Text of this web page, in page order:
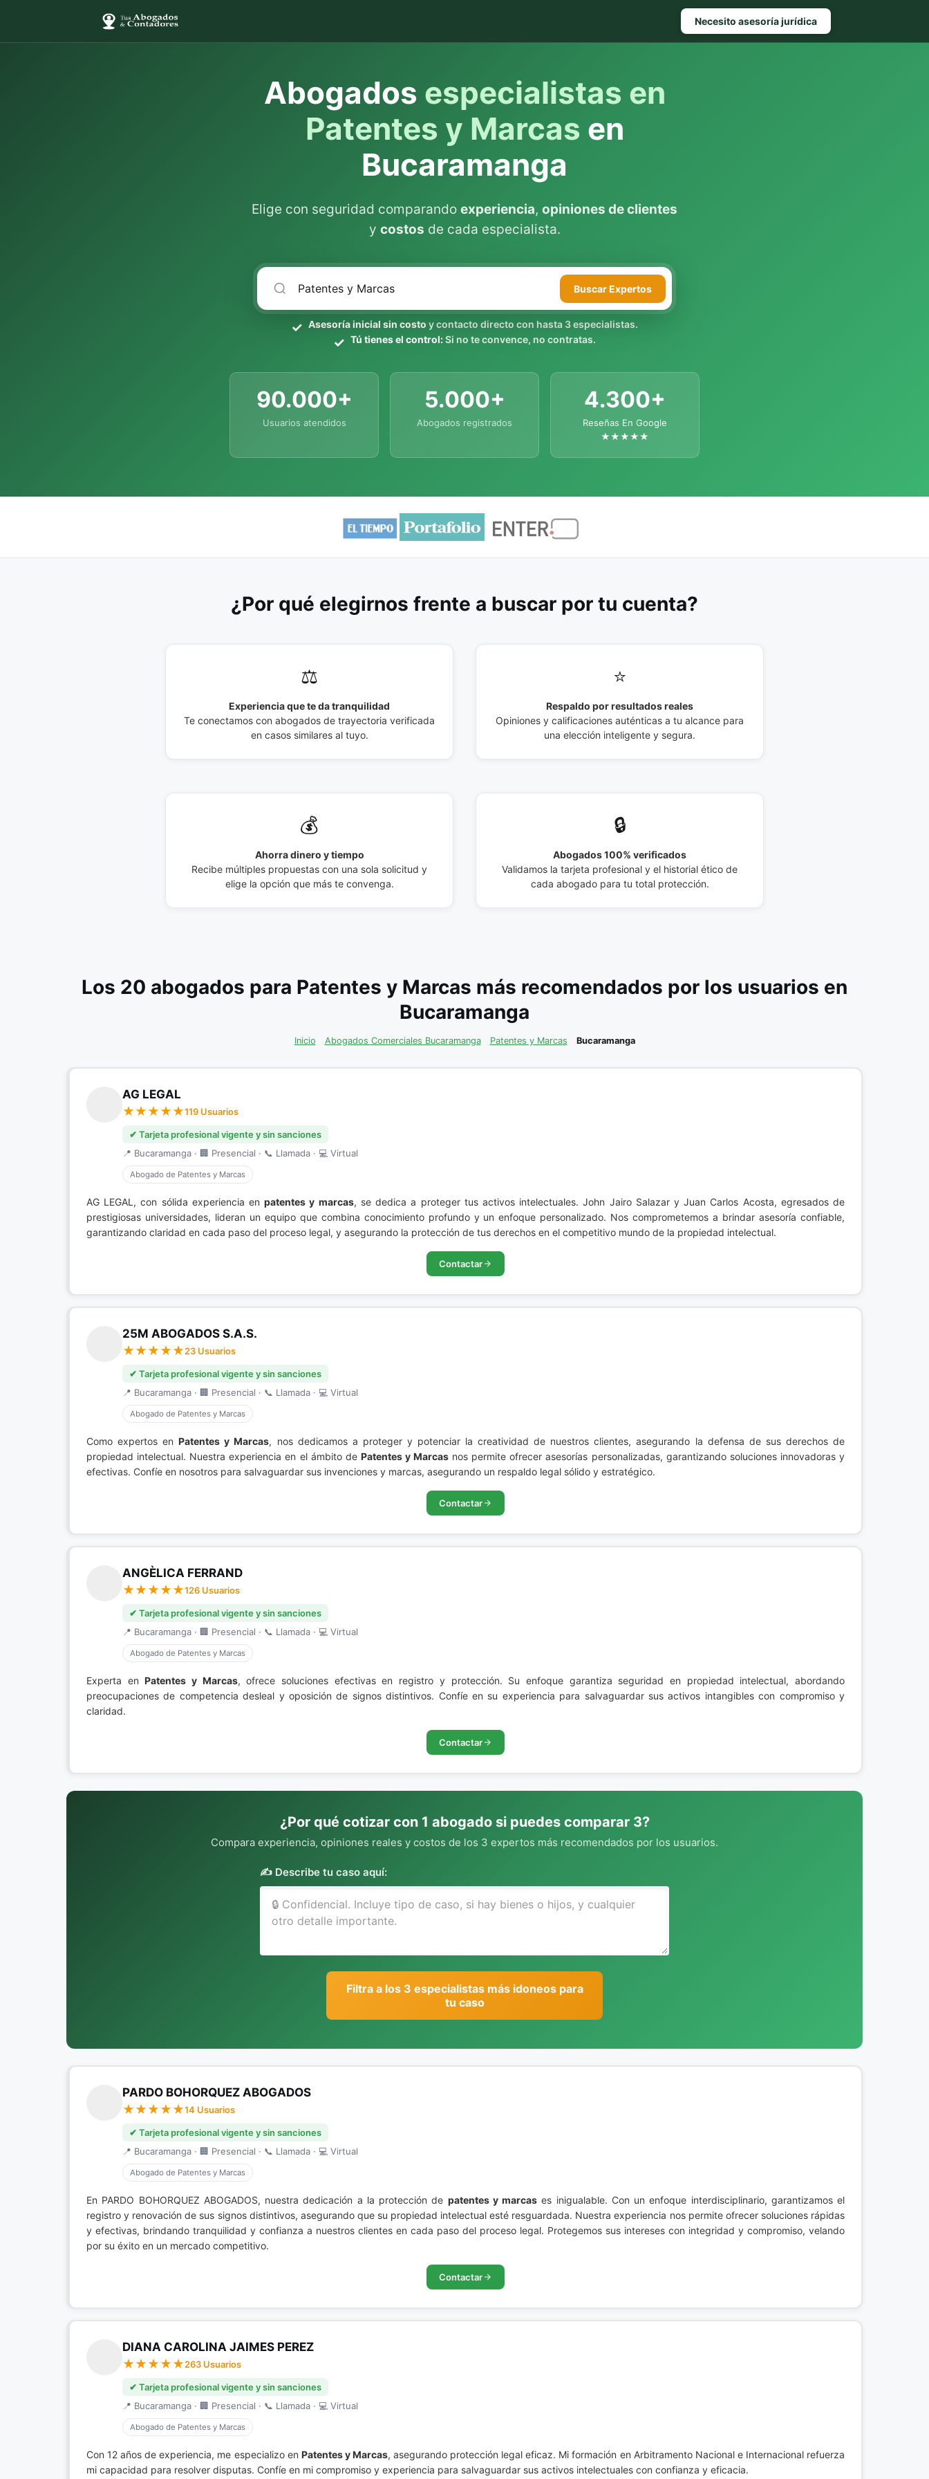
Necesito asesoría jurídica
Abogados especialistas en
Patentes y Marcas en
Bucaramanga
Elige con seguridad comparando experiencia, opiniones de clientes
y costos de cada especialista.
BuscarExpertos
Asesoría inicial sin costo y contacto directo con hasta 3 especialistas.
Tú tienes el control:Si no te convence, no contratas.
90.000+
Usuarios atendidos
5.000+
Abogados registrados
4.300+
Reseñas En Google
★★★★★
¿Por qué elegirnos frente a buscar por tu cuenta?
⚖️
Experiencia que te da tranquilidad
Te conectamos con abogados de trayectoria verificada
en casos similares al tuyo.
⭐
Respaldo por resultados reales
Opiniones y calificaciones auténticas a tu alcance para
una elección inteligente y segura.
💰
Ahorra dinero y tiempo
Recibe múltiples propuestas con una sola solicitud y
elige la opción que más te convenga.
🔒
Abogados 100% verificados
Validamos la tarjeta profesional y el historial ético de
cada abogado para tu total protección.
Los 20 abogados para Patentes y Marcas más recomendados por los usuarios en
Bucaramanga
Inicio Abogados Comerciales Bucaramanga Patentes y Marcas Bucaramanga
AG LEGAL
119 Usuarios
✔ Tarjeta profesional vigente y sin sanciones
📍 Bucaramanga · 🏢 Presencial · 📞 Llamada · 💻 Virtual
Abogado de Patentes y Marcas
AG LEGAL, con sólida experiencia enpatentes y marcas, se dedica a proteger tus activos intelectuales. John Jairo Salazar y Juan Carlos Acosta, egresados de
prestigiosas universidades, lideran un equipo que combina conocimiento profundo y un enfoque personalizado. Nos comprometemos a brindar asesoría confiable,
garantizando claridad en cada paso del proceso legal, y asegurando la protección de tus derechos en el competitivo mundo de la propiedad intelectual.
Contactar
25M ABOGADOS S.A.S.
23 Usuarios
✔ Tarjeta profesional vigente y sin sanciones
📍 Bucaramanga · 🏢 Presencial · 📞 Llamada · 💻 Virtual
Abogado de Patentes y Marcas
Como expertos enPatentes y Marcas, nos dedicamos a proteger y potenciar la creatividad de nuestros clientes, asegurando la defensa de sus derechos de
propiedad intelectual. Nuestra experiencia en el ámbito de Patentes y Marcas nos permite ofrecer asesorías personalizadas, garantizando soluciones innovadoras y
efectivas. Confíe en nosotros para salvaguardar sus invenciones y marcas, asegurando un respaldo legal sólido y estratégico.
Contactar
ANGÈLICA FERRAND
126 Usuarios
✔ Tarjeta profesional vigente y sin sanciones
📍 Bucaramanga · 🏢 Presencial · 📞 Llamada · 💻 Virtual
Abogado de Patentes y Marcas
Experta enPatentes y Marcas, ofrece soluciones efectivas en registro y protección. Su enfoque garantiza seguridad en propiedad intelectual, abordando
preocupaciones de competencia desleal y oposición de signos distintivos. Confíe en su experiencia para salvaguardar sus activos intangibles con compromiso y
claridad.
Contactar
¿Por qué cotizar con 1 abogado si puedes comparar 3?
Compara experiencia, opiniones reales y costos de los 3 expertos más recomendados por los usuarios.
✍️ Describe tu caso aquí:
Filtra a los 3 especialistas más idoneos para
tu caso
PARDO BOHORQUEZ ABOGADOS
14 Usuarios
✔ Tarjeta profesional vigente y sin sanciones
📍 Bucaramanga · 🏢 Presencial · 📞 Llamada · 💻 Virtual
Abogado de Patentes y Marcas
En PARDO BOHORQUEZ ABOGADOS, nuestra dedicación a la protección de patentes y marcas es inigualable. Con un enfoque interdisciplinario, garantizamos el
registro y renovación de sus signos distintivos, asegurando que su propiedad intelectual esté resguardada. Nuestra experiencia nos permite ofrecer soluciones rápidas
y efectivas, brindando tranquilidad y confianza a nuestros clientes en cada paso del proceso legal. Protegemos sus intereses con integridad y compromiso, velando
por su éxito en un mercado competitivo.
Contactar
DIANA CAROLINA JAIMES PEREZ
263 Usuarios
✔ Tarjeta profesional vigente y sin sanciones
📍 Bucaramanga · 🏢 Presencial · 📞 Llamada · 💻 Virtual
Abogado de Patentes y Marcas
Con 12 años de experiencia, me especializo en Patentes y Marcas, asegurando protección legal eficaz. Mi formación en Arbitramento Nacional e Internacional refuerza
mi capacidad para resolver disputas. Confíe en mi compromiso y experiencia para salvaguardar sus activos intelectuales con confianza y eficacia.